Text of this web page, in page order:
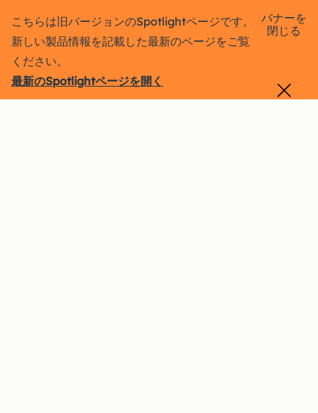
こちらは旧バージョンのSpotlightページです。
新しい製品情報を記載した最新のページをご覧
ください。
最新のSpotlightページを開く
バナーを
閉じる